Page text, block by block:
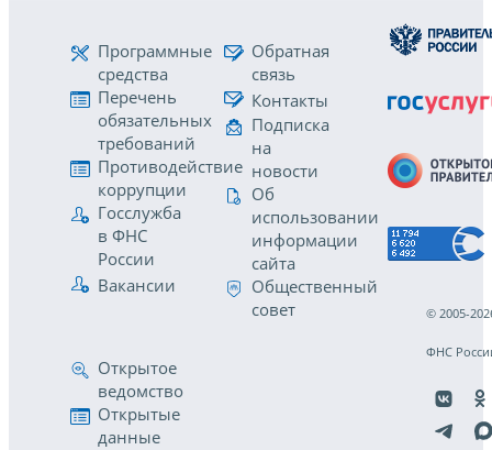
Программные
средства
Перечень
обязательных
требований
Противодействие
коррупции
Госслужба
в ФНС
России
Вакансии
Обратная
связь
Контакты
Подписка
на
новости
Об
использовании
информации
сайта
Общественный
совет
Открытое
ведомство
Открытые
данные
© 2005-
ФНС